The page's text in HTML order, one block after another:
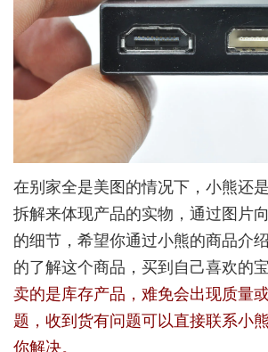
在别家全是美图的情况下，小熊还
拆解来体现产品的实物，通过图片
的细节，希望你通过小熊的商品介
的了解这个商品，买到自己喜欢的
卖的是库存产品，难免会出现质量
题，收到货有问题可以直接联系小
你解决。